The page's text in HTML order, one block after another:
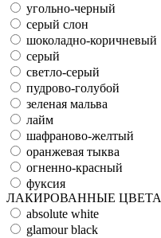
угольно-черный
серый слон
шоколадно-коричневый
серый
светло-серый
пудрово-голубой
зеленая мальва
лайм
шафраново-желтый
оранжевая тыква
огненно-красный
фуксия
ЛАКИРОВАННЫЕ ЦВЕТА
absolute white
glamour black